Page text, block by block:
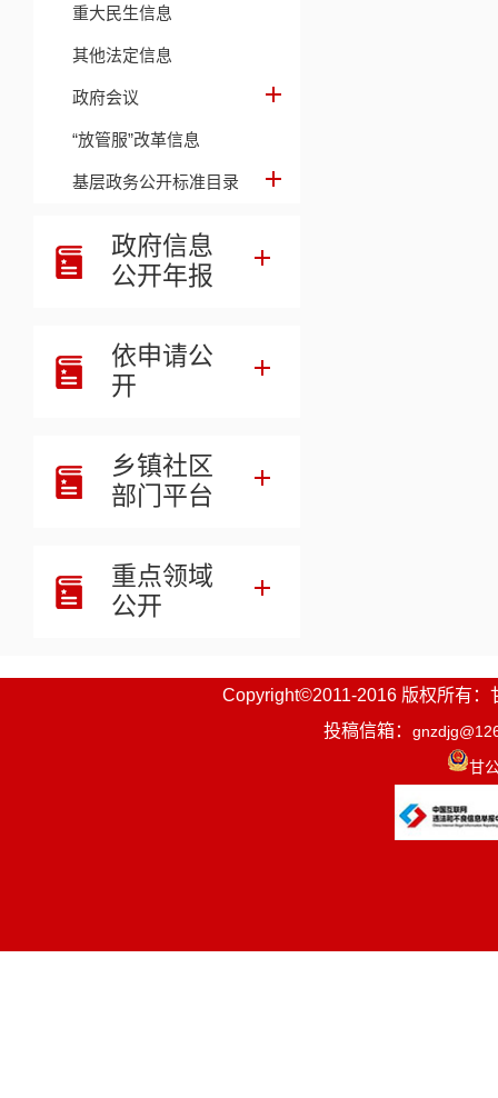
重大民生信息
其他法定信息
政府会议
“放管服”改革信息
基层政务公开标准目录
政府信息
公开年报
依申请公
开
乡镇社区
部门平台
重点领域
公开
Copyright©2011-2016 版权所有：
投稿信箱：
甘